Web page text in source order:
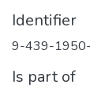
Identifier
9-439-
Is part of